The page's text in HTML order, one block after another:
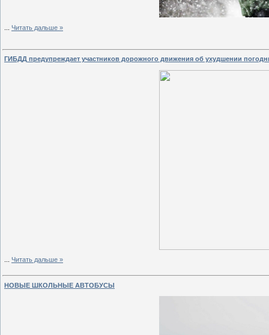
Читать дальше »
ГИБДД предупреждает участников дорожного движения об ухудшении
Читать дальше »
НОВЫЕ ШКОЛЬНЫЕ АВТОБУСЫ